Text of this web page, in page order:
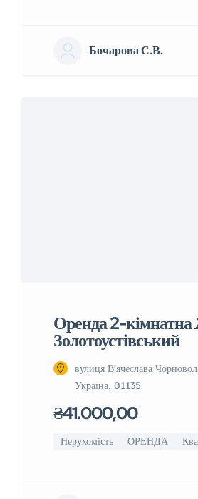
Бочарова С.В.
Оренда 2-
Золотоустівський
вулиця В'ячеслава
Україна, 01135
₴41.000,00
Нерухомість ОРЕНДА